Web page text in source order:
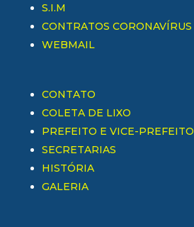
S.I.M
CONTRATOS CORONAVÍRUS
WEBMAIL
CONTATO
COLETA DE LIXO
PREFEITO E VICE-PREFEITO
SECRETARIAS
HISTÓRIA
GALERIA